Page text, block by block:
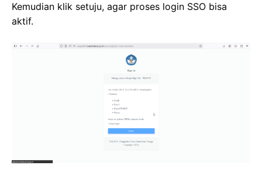
Kemudian klik setuju, agar proses login SSO bisa
aktif.